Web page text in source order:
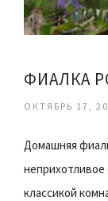
ФИАЛКА
ОКТЯБРЬ 17,
Домашняя
классикой